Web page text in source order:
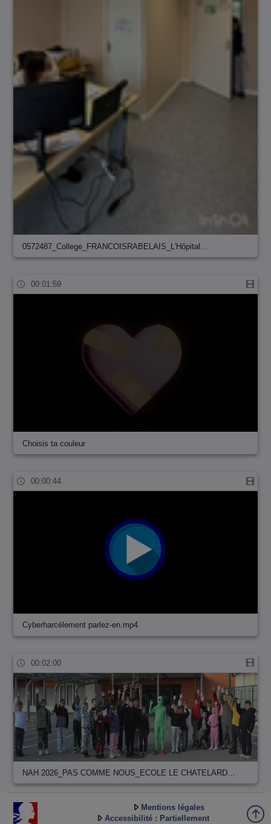
0572487_College_FRANCOISRABELAIS_L'Hôpital…
00:01:59
Choisis ta couleur
00:00:44
Cyberharcèlement parlez-en.mp4
00:02:00
NAH 2026_PAS COMME NOUS_ECOLE LE CHATELARD…
Mentions légales
Accessibilité : Partiellement